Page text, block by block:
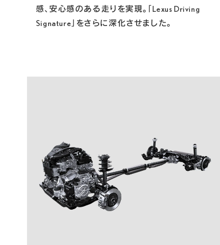
感、安心感のある走りを実現。「Lexus Driving
Signature」をさらに深化させました。